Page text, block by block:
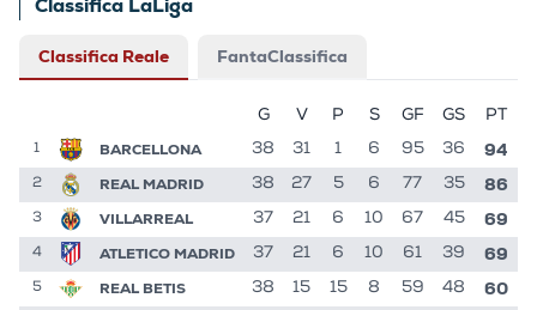
Classifica LaLiga
Classifica Reale FantaClassifica
G V P S GF GS PT
1 BARCELLONA 38 31 1 6 95 36 94
2 REAL MADRID 38 27 5 6 77 35 86
3 VILLARREAL 37 21 6 10 67 45 69
4 ATLETICO MADRID 37 21 6 10 61 39 69
5 REAL BETIS 38 15 15 8 59 48 60